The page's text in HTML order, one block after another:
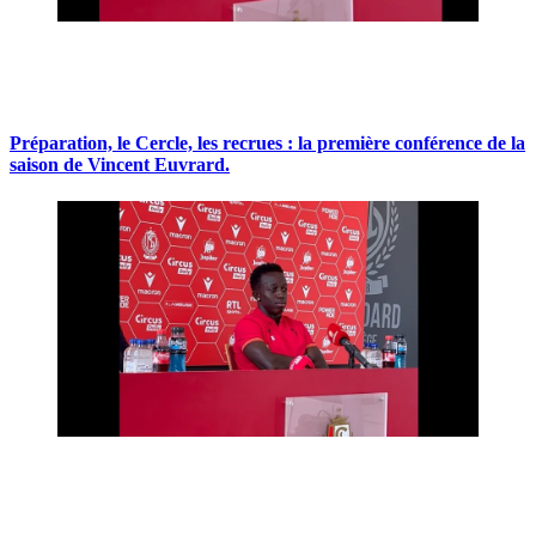
Préparation, le Cercle, les recrues : la première conférence de la
saison de Vincent Euvrard.